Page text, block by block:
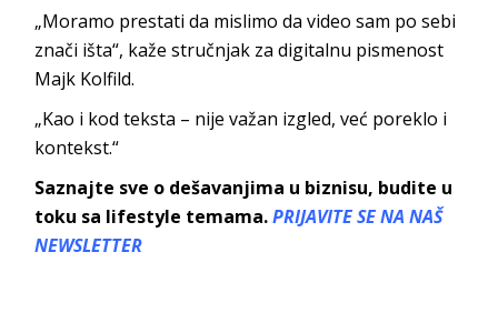
„Moramo prestati da mislimo da video sam po sebi
znači išta“, kaže stručnjak za digitalnu pismenost
Majk Kolfild.
„Kao i kod teksta – nije važan izgled, već poreklo i
kontekst.“
Saznajte sve o dešavanjima u biznisu, budite u
toku sa lifestyle temama.PRIJAVITE SE NA NAŠ
NEWSLETTER